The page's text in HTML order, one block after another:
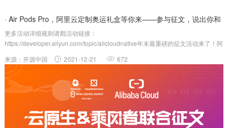
· Air Pods Pro，阿里云定制奥运礼盒等你来——参与征文，说出你和
云原生的故事
更多活动详细规则请戳活动链接：
https://developer.aliyun.com/topic/alicloudnative年末最重磅的征文活动来了！阿
技术人入驻，以文汇友，书写天地。我们希望听你聊一聊你和阿里云云原生的....
来源：开源中国 2021-12-21 672